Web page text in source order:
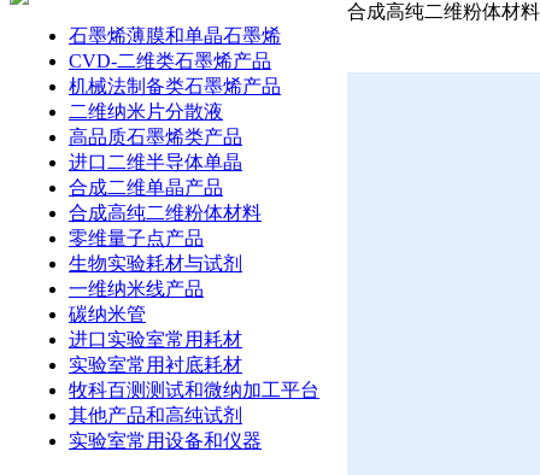
石墨烯薄膜和单晶石墨烯
CVD-二维类石墨烯产品
机械法制备类石墨烯产品
二维纳米片分散液
高品质石墨烯类产品
进口二维半导体单晶
合成二维单晶产品
合成高纯二维粉体材料
零维量子点产品
生物实验耗材与试剂
一维纳米线产品
碳纳米管
进口实验室常用耗材
实验室常用衬底耗材
牧科百测测试和微纳加工平台
其他产品和高纯试剂
实验室常用设备和仪器
合成高纯二维粉体材